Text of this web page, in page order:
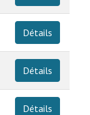
Détails
Détails
Détails